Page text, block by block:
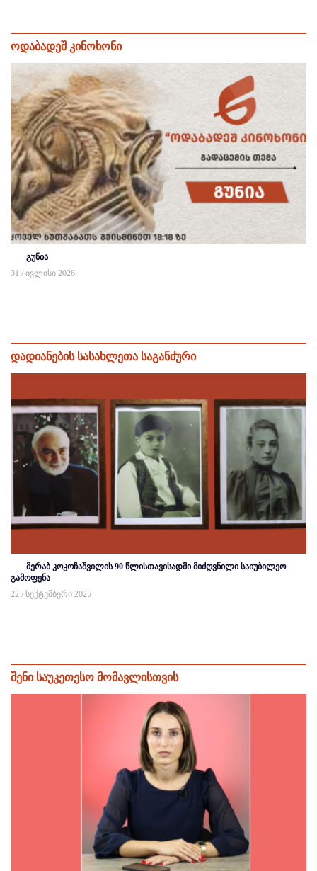
ოდაბადეშ კინოხონი
გუნია
31 / ივლისი 2026
დადიანების სასახლეთა საგანძური
მერაბ კოკოჩაშვილის 90 წლისთავისადმი მიძღვნილი საიუბილეო
გამოფენა
22 / სექტემბერი 2025
შენი საუკეთესო მომავლისთვის